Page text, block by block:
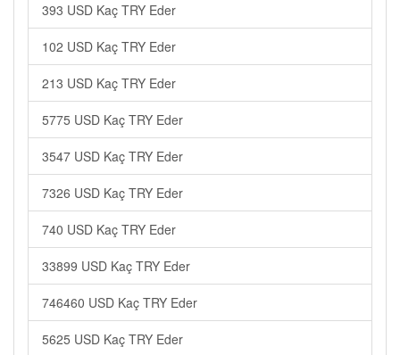
393 USD Kaç TRY Eder
102 USD Kaç TRY Eder
213 USD Kaç TRY Eder
5775 USD Kaç TRY Eder
3547 USD Kaç TRY Eder
7326 USD Kaç TRY Eder
740 USD Kaç TRY Eder
33899 USD Kaç TRY Eder
746460 USD Kaç TRY Eder
5625 USD Kaç TRY Eder